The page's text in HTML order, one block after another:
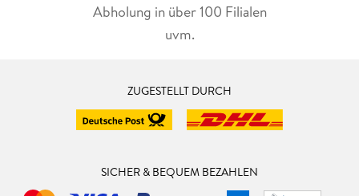
Abholung in über 100 Filialen
uvm.
ZUGESTELLT DURCH
SICHER & BEQUEM BEZAHLEN